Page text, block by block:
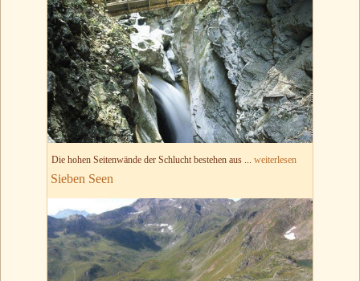
Die hohen Seitenwände der Schlucht bestehen aus ... weiterlesen
Sieben Seen